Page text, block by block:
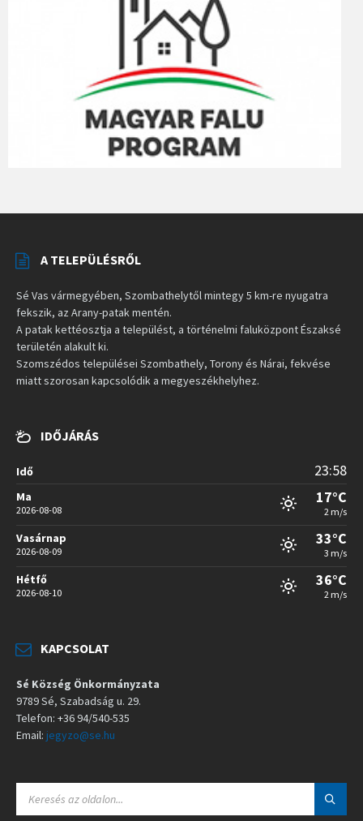
A TELEPÜLÉSRŐL
Sé Vas vármegyében, Szombathelytől mintegy 5 km-re nyugatra
fekszik, az Arany-patak mentén.
A patak kettéosztja a települést, a történelmi faluközpont Északsé
területén alakult ki.
Szomszédos települései Szombathely, Torony és Nárai, fekvése
miatt szorosan kapcsolódik a megyeszékhelyhez.
IDŐJÁRÁS
Idő 23:58
Ma
2026-08-08
17°C
2 m/s
Vasárnap
2026-08-09
33°C
3 m/s
Hétfő
2026-08-10
36°C
2 m/s
KAPCSOLAT
Sé Község Önkormányzata
9789 Sé, Szabadság u. 29.
Telefon: +36 94/540-535
Email: jegyzo@se.hu
A